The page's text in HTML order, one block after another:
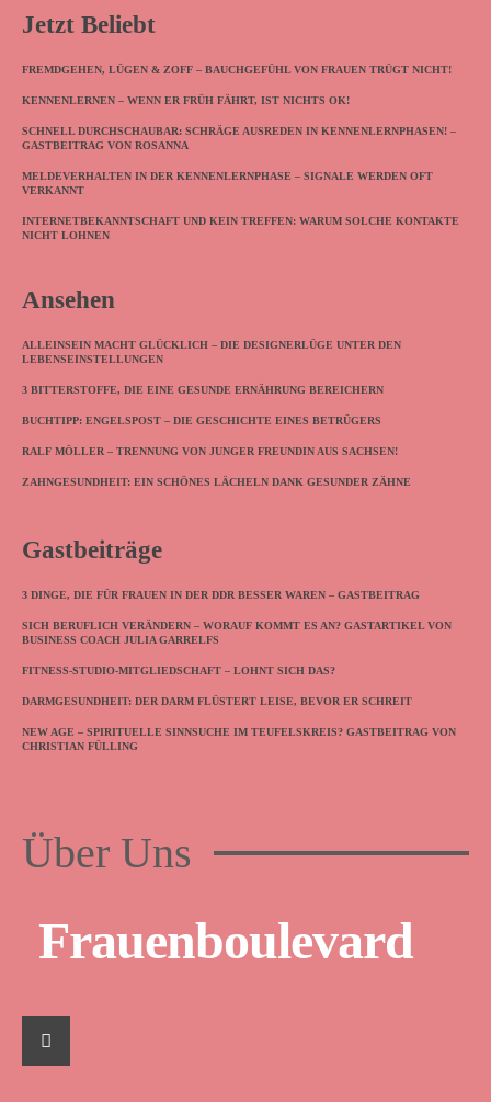
Jetzt Beliebt
FREMDGEHEN, LÜGEN & ZOFF – BAUCHGEFÜHL VON FRAUEN TRÜGT NICHT!
KENNENLERNEN – WENN ER FRÜH FÄHRT, IST NICHTS OK!
SCHNELL DURCHSCHAUBAR: SCHRÄGE AUSREDEN IN KENNENLERNPHASEN! –
GASTBEITRAG VON ROSANNA
MELDEVERHALTEN IN DER KENNENLERNPHASE – SIGNALE WERDEN OFT
VERKANNT
INTERNETBEKANNTSCHAFT UND KEIN TREFFEN: WARUM SOLCHE KONTAKTE
NICHT LOHNEN
Ansehen
ALLEINSEIN MACHT GLÜCKLICH – DIE DESIGNERLÜGE UNTER DEN
LEBENSEINSTELLUNGEN
3 BITTERSTOFFE, DIE EINE GESUNDE ERNÄHRUNG BEREICHERN
BUCHTIPP: ENGELSPOST – DIE GESCHICHTE EINES BETRÜGERS
RALF MÖLLER – TRENNUNG VON JUNGER FREUNDIN AUS SACHSEN!
ZAHNGESUNDHEIT: EIN SCHÖNES LÄCHELN DANK GESUNDER ZÄHNE
Gastbeiträge
3 DINGE, DIE FÜR FRAUEN IN DER DDR BESSER WAREN – GASTBEITRAG
SICH BERUFLICH VERÄNDERN – WORAUF KOMMT ES AN? GASTARTIKEL VON
BUSINESS COACH JULIA GARRELFS
FITNESS-STUDIO-MITGLIEDSCHAFT – LOHNT SICH DAS?
DARMGESUNDHEIT: DER DARM FLÜSTERT LEISE, BEVOR ER SCHREIT
NEW AGE – SPIRITUELLE SINNSUCHE IM TEUFELSKREIS? GASTBEITRAG VON
CHRISTIAN FÜLLING
Über Uns
Frauenboulevard